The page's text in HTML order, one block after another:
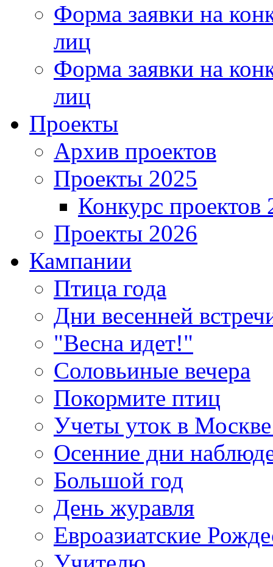
Форма заявки на
лиц
Форма заявки на
лиц
Проекты
Архив проектов
Проекты 2025
Конкурс проектов
Проекты 2026
Кампании
Птица года
Дни весенней
"Весна идет!"
Соловьиные вечера
Покормите птиц
Учеты уток в
Осенние дни
Большой год
День журавля
Евроазиатские